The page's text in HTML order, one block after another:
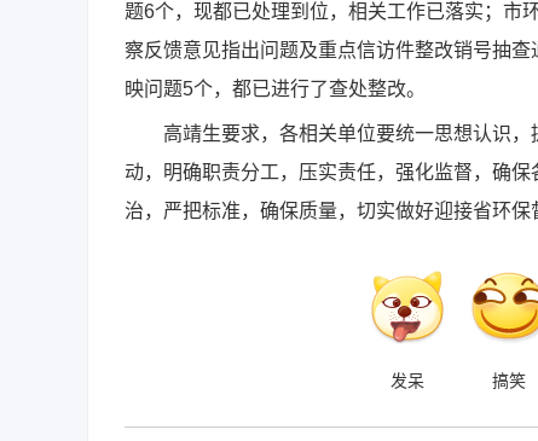
题6个，现都已处理到位，相关工作已落实；市
察反馈意见指出问题及重点信访件整改销号抽
映问题5个，都已进行了查处整改。
高靖生要求，各相关单位要统一思想认识，
动，明确职责分工，压实责任，强化监督，确
治，严把标准，确保质量，切实做好迎接省环保
发呆 搞笑